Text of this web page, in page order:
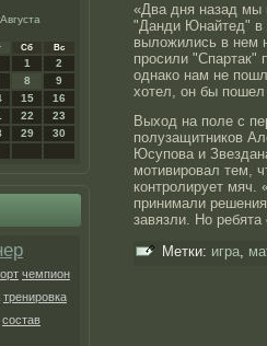
Сб Вс
1
2
8
9
15
16
22
23
29
30
чемпион
тренировка
состав
«Два дня назад мы
"Данди Юнайтед" в
выложились в нем
просили "Спартак"
однако нам не
хотел, он бы
Выход на поле с
полузащитников
Юсупова и
мотивировал тем,
контролирует
принимали
завязли. Но
Метки: игра,